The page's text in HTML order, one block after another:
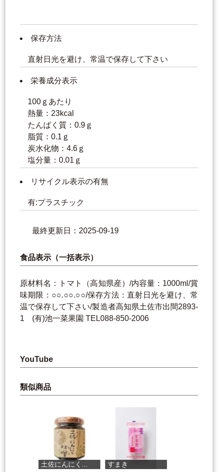
保存方法
直射日光を避け、常温で保存して下さい
栄養成分表示
100ｇあたり
熱量：23kcal
たんぱく質：0.9ｇ
脂質：0.1ｇ
炭水化物：4.6ｇ
塩分量：0.01ｇ
リサイクル表示の有無
有:プラスチック
最終更新日：2025-09-19
食品表示（一括表示）
原材料名：トマト（高知県産）/内容量：1000ml/賞
味期限：○○.○○.○○/保存方法：直射日光を避け、常
温で保存して下さい/製造者高知県土佐市出間2893-
1 (有)池一菜果園 TEL088-850-2006
YouTube
類似商品
土佐にんにく...